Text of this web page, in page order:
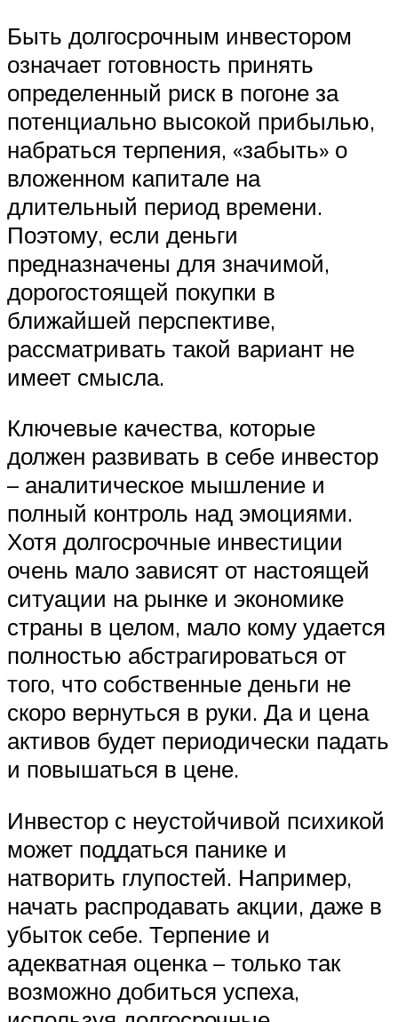
Быть долгосрочным инвестором
означает готовность принять
определенный риск в погоне за
потенциально высокой прибылью,
набраться терпения, «забыть» о
вложенном капитале на
длительный период времени.
Поэтому, если деньги
предназначены для значимой,
дорогостоящей покупки в
ближайшей перспективе,
рассматривать такой вариант не
имеет смысла.
Ключевые качества, которые
должен развивать в себе инвестор
– аналитическое мышление и
полный контроль над эмоциями.
Хотя долгосрочные инвестиции
очень мало зависят от настоящей
ситуации на рынке и экономике
страны в целом, мало кому удается
полностью абстрагироваться от
того, что собственные деньги не
скоро вернуться в руки. Да и цена
активов будет периодически падать
и повышаться в цене.
Инвестор с неустойчивой психикой
может поддаться панике и
натворить глупостей. Например,
начать распродавать акции, даже в
убыток себе. Терпение и
адекватная оценка – только так
возможно добиться успеха,